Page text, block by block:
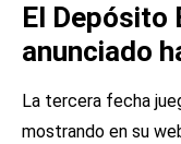
El Depósito
anunciado
La tercera fecha
mostrando en su